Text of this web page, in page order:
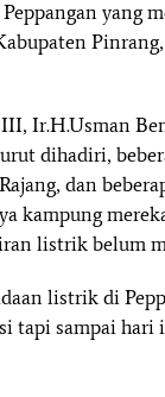
yang
Ir.H.Usman
dihadiri,
dan
kampung
listrik belum
listrik di
tapi sampai hari